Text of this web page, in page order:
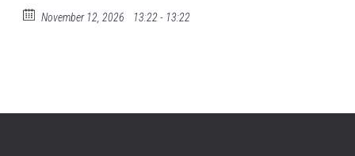
November 12, 2026 13:22 - 13:22